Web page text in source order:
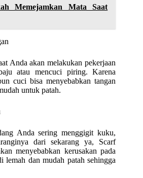
Memejamkan Mata Saat
Anda akan melakukan pekerjaan
atau mencuci piring. Karena
cuci bisa menyebabkan tangan
untuk patah.
Anda sering menggigit kuku,
dari sekarang ya, Scarf
menyebabkan kerusakan pada
dan mudah patah sehingga